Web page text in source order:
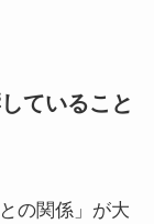
ていること
の関係」が大